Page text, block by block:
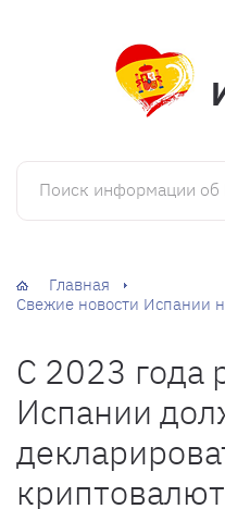
Поиск информации об
Главная
Свежие новости Испании
С 2023 года
Испании